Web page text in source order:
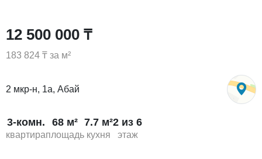
12 500 000 ₸
183 824 ₸ за м²
2 мкр-н, 1а, Абай
3-комн.
квартира
68 м²
площадь
7.7 м²
кухня
2 из 6
этаж